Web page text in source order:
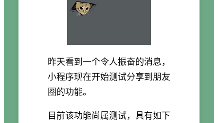
昨天看到一个令人振奋的消息，
小程序现在开始测试分享到朋友
圈的功能。
目前该功能尚属测试，具有如下